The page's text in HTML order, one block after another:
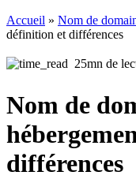
Accueil » Nom de
définition et différences
25mn de
Nom de
différences